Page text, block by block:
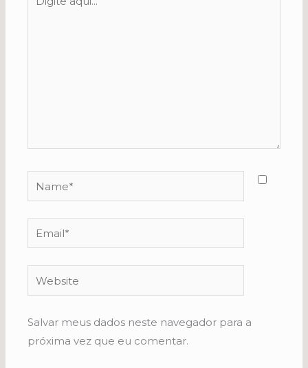
aqui...
Name*
Email*
Website
Salvar meus dados neste navegador para a
próxima vez que eu comentar.